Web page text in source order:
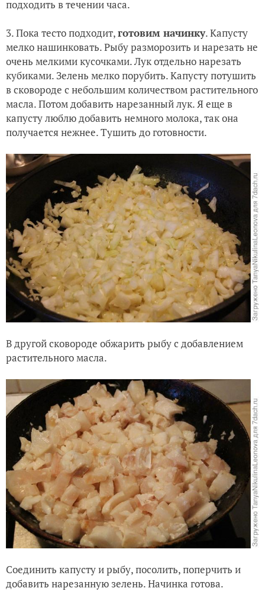
подходить в течении часа.
3. Пока тесто подходит,готовим начинку. Капусту
мелко нашинковать. Рыбу разморозить и нарезать не
очень мелкими кусочками. Лук отдельно нарезать
кубиками. Зелень мелко порубить. Капусту потушить
в сковороде с небольшим количеством растительного
масла. Потом добавить нарезанный лук. Я еще в
капусту люблю добавить немного молока, так она
получается нежнее. Тушить до готовности.
В другой сковороде обжарить рыбу с добавлением
растительного масла.
Соединить капусту и рыбу, посолить, поперчить и
добавить нарезанную зелень. Начинка готова.